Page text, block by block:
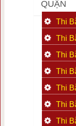
QUẬN
Thi
Thi
Thi
Thi
Thi
Thi
Thi